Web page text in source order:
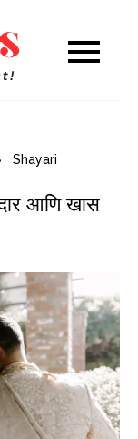
Marathi
WE DON’T TALK,
WE MAKE IMPACT!
Shayari
आणि खास